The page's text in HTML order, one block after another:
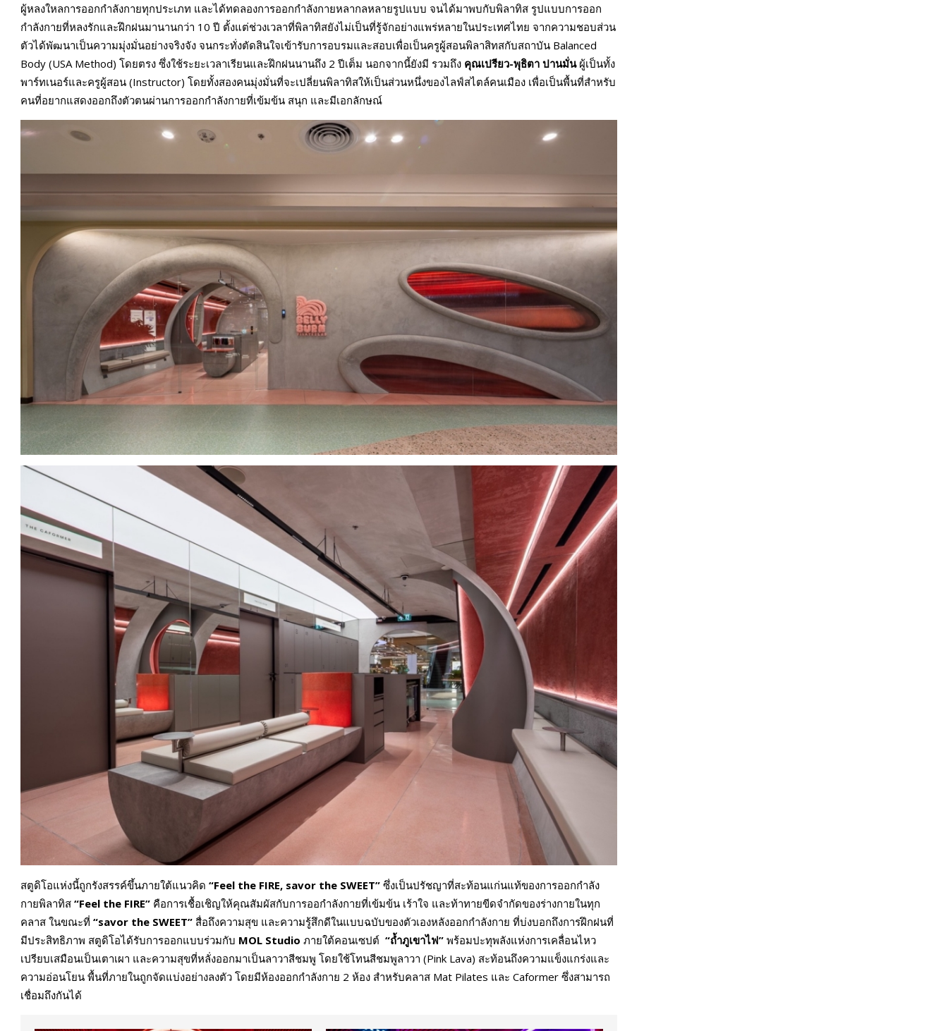
ผู้หลงใหลการออกกำลังกายทุกประเภท และได้ทดลองการออกกำลังกายหลากลหลายรูปแบบ จนได้มาพบกับพิลาทิส รูปแบบการออก
กำลังกายที่หลงรักและฝึกฝนมานานกว่า 10 ปี ตั้งแต่ช่วงเวลาที่พิลาทิสยังไม่เป็นที่รู้จักอย่างแพร่หลายในประเทศไทย จากความชอบส่วน
ตัวได้พัฒนาเป็นความมุ่งมั่นอย่างจริงจัง จนกระทั่งตัดสินใจเข้ารับการอบรมและสอบเพื่อเป็นครูผู้สอนพิลาสิทสกับสถาบัน Balanced
Body (USA Method) โดยตรง ซึ่งใช้ระยะเวลาเรียนและฝึกฝนนานถึง 2 ปีเต็ม นอกจากนี้ยังมี รวมถึง คุณเปรียว-พุธิตา ปานมั่นผู้เป็นทั้ง
พาร์ทเนอร์และครูผู้สอน (Instructor) โดยทั้งสองคนมุ่งมั่นที่จะเปลี่ยนพิลาทิสให้เป็นส่วนหนึ่งของไลฟ์สไตล์คนเมือง เพื่อเป็นพื้นที่สำหรับ
คนที่อยากแสดงออกถึงตัวตนผ่านการออกกำลังกายที่เข้มข้น สนุก และมีเอกลักษณ์
สตูดิโอแห่งนี้ถูกรังสรรค์ขึ้นภายใต้แนวคิด “Feel the FIRE, savor the SWEET” ซึ่งเป็นปรัชญาที่สะท้อนแก่นแท้ของการออกกำลัง
กายพิลาทิส “Feel the FIRE” คือการเชื้อเชิญให้คุณสัมผัสกับการออกำลังกายที่เข้มข้น เร้าใจ และท้าทายขีดจำกัดของร่างกายในทุก
คลาส ในขณะที่ “savor the SWEET” สื่อถึงความสุข และความรู้สึกดีในแบบฉบับของตัวเองหลังออกกำลังกาย ที่บ่งบอกถึงการฝึกฝนที่
มีประสิทธิภาพ สตูดิโอได้รับการออกแบบร่วมกับ MOL Studio ภายใต้คอนเซปต์ “ถ้ำภูเขาไฟ” พร้อมปะทุพลังแห่งการเคลื่อนไหว
เปรียบเสมือนเป็นเตาเผา และความสุขที่หลั่งออกมาเป็นลาวาสีชมพู โดยใช้โทนสีชมพูลาวา (Pink Lava) สะท้อนถึงความแข็งแกร่งและ
ความอ่อนโยน พื้นที่ภายในถูกจัดแบ่งอย่างลงตัว โดยมีห้องออกกำลังกาย 2 ห้อง สำหรับคลาส Mat Pilates และ Caformer ซึ่งสามารถ
เชื่อมถึงกันได้